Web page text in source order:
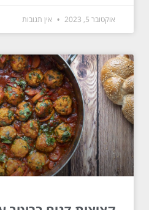
אוקטובר 5, 2023 אין תגובות